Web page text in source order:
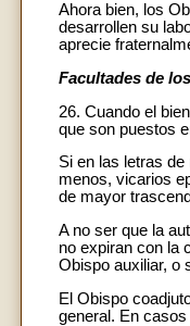
Ahora bien, los
desarrollen su
aprecie
Facultades de
26. Cuando el
que son puestos
Si en las letras
menos, vicarios
de mayor
A no ser que la
no expiran con la
Obispo auxiliar, o
El Obispo
general. En